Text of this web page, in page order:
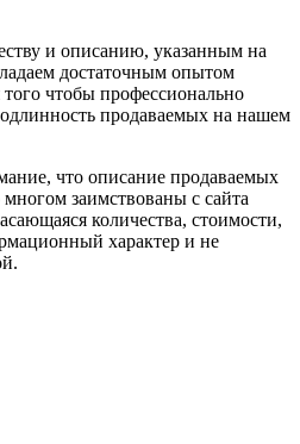
и описанию, указанным на
достаточным опытом
чтобы профессионально
продаваемых на нашем
что описание продаваемых
заимствованы с сайта
количества, стоимости,
характер и не